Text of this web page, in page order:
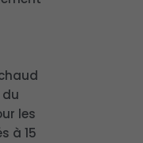
les
à 15